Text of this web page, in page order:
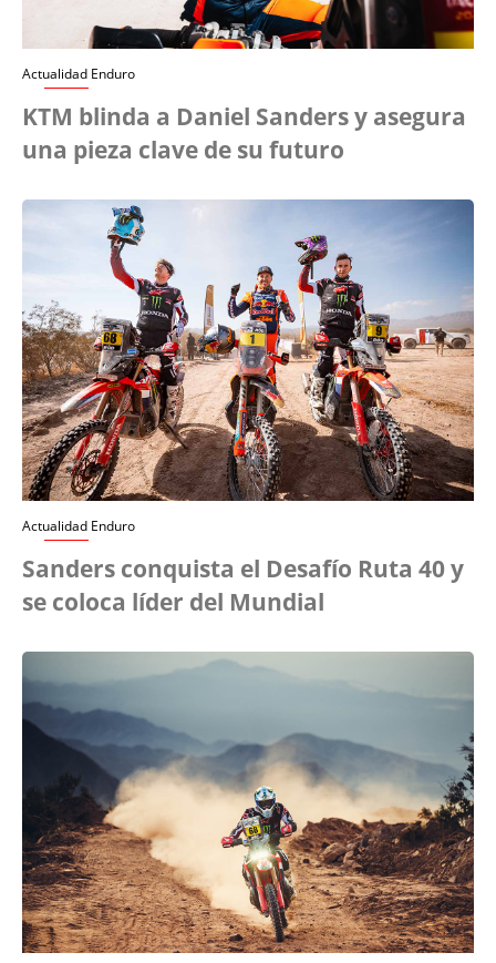
Actualidad Enduro
KTM blinda a Daniel Sanders y asegura
una pieza clave de su futuro
Actualidad Enduro
Sanders conquista el Desafío Ruta 40 y
se coloca líder del Mundial